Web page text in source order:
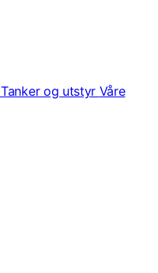
Tanker og utstyr Våre